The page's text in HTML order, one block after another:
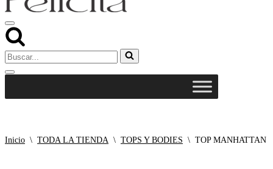
Menú
de
navegación
Buscar...
Menú
Inicio \ TODA LA TIENDA \ TOPS Y BODIES \ TOP MANHATTAN